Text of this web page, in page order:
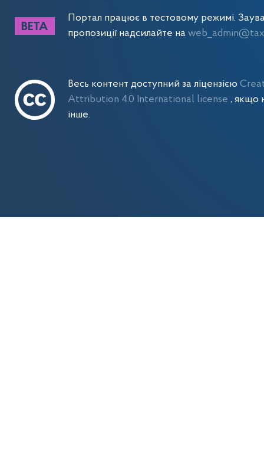
Портал працює в тестовому режимі.
пропозиції надсилайте на
Весь контент доступний за ліцензією
Attribution 4.0 International license , якщо
інше.